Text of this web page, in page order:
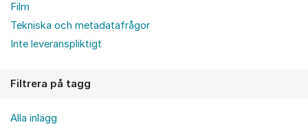
Film
Tekniska och metadatafrågor
Inte leveranspliktigt
Filtrera på tagg
Alla inlägg